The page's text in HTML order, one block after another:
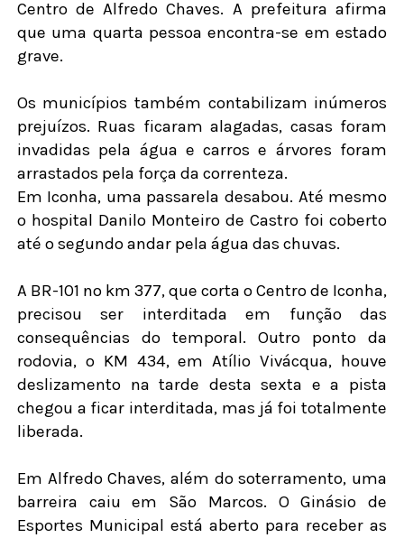
Centro de Alfredo Chaves. A prefeitura afirma
que uma quarta pessoa encontra-se em estado
grave.
Os municípios também contabilizam inúmeros
prejuízos. Ruas ficaram alagadas, casas foram
invadidas pela água e carros e árvores foram
arrastados pela força da correnteza.
Em Iconha, uma passarela desabou. Até mesmo
o hospital Danilo Monteiro de Castro foi coberto
até o segundo andar pela água das chuvas.
A BR-101 no km 377, que corta o Centro de Iconha,
precisou ser interditada em função das
consequências do temporal. Outro ponto da
rodovia, o KM 434, em Atílio Vivácqua, houve
deslizamento na tarde desta sexta e a pista
chegou a ficar interditada, mas já foi totalmente
liberada.
Em Alfredo Chaves, além do soterramento, uma
barreira caiu em São Marcos. O Ginásio de
Esportes Municipal está aberto para receber as